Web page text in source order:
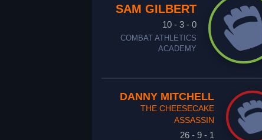
SAM GILBERT
10 - 3 - 0
COMBAT ATHLETICS
ACADEMY
DANNY MITCHELL
THE CHEESECAKE
ASSASSIN
26 - 9 - 1